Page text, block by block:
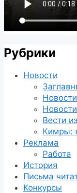
Рубрики
Новости
Вести
Кимры:
Реклама
Работа
История
Письма
Конкурсы